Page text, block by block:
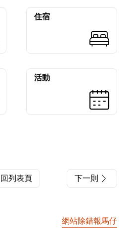
住宿
活動
回列表頁 下一則
網站除錯報馬仔